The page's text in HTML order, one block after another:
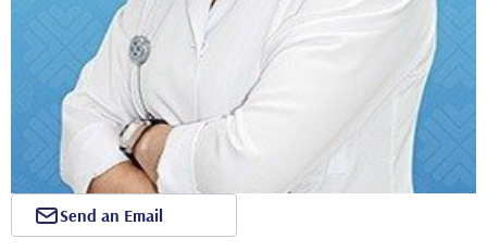
Send an Email